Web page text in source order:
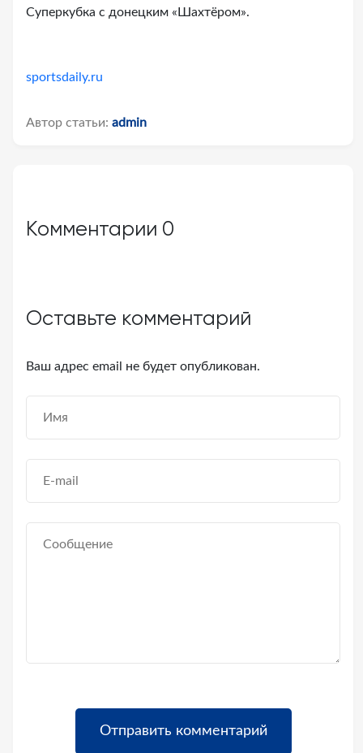
Суперкубка с донецким «Шахтёром».
sportsdaily.ru
Автор статьи: admin
Комментарии 0
Оставьте комментарий
Ваш адрес email не будет опубликован.